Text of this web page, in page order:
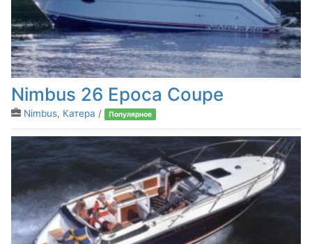
Nimbus 26 Epoca Coupe
Nimbus, Катера / Популярное